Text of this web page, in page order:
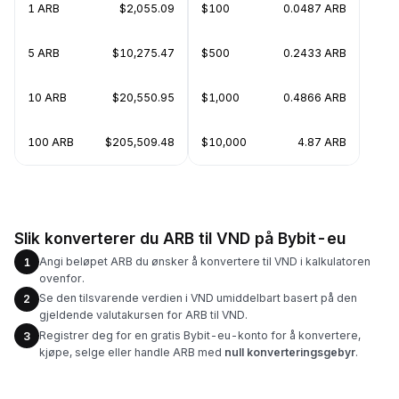
1 ARB $2,055.09
5 ARB $10,275.47
10 ARB $20,550.95
100 ARB $205,509.48
$100 0.0487 ARB
$500 0.2433 ARB
$1,000 0.4866 ARB
$10,000 4.87 ARB
Slik konverterer du ARB til VND på Bybit-eu
1
Angi beløpet ARB du ønsker å konvertere til VND i kalkulatoren
ovenfor.
2
Se den tilsvarende verdien i VND umiddelbart basert på den
gjeldende valutakursen for ARB til VND.
3
Registrer deg for en gratis Bybit-eu-konto for å konvertere,
kjøpe, selge eller handle ARB med null konverteringsgebyr.